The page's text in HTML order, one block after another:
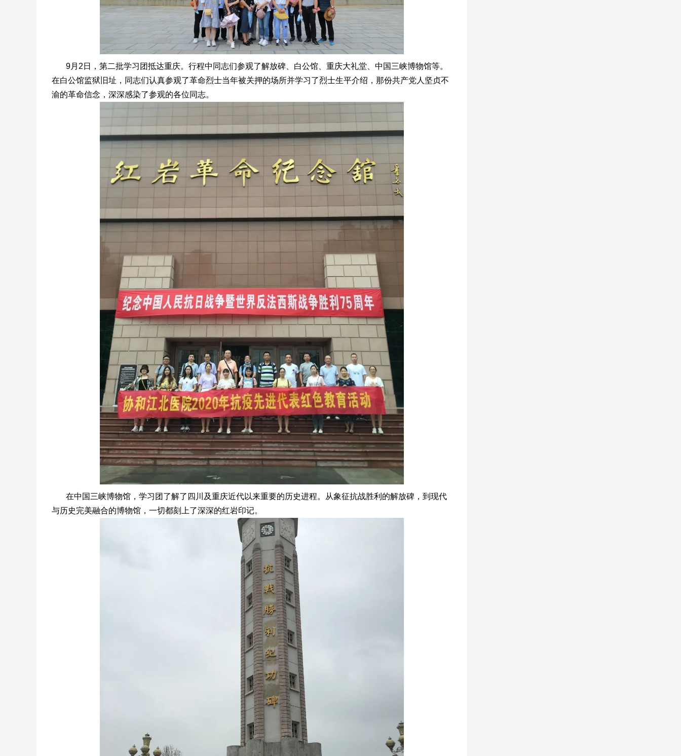
9月2日，第二批学习团抵达重庆。行程中同志们参观了解放碑、白公馆、重庆大礼堂、中国三峡博物馆等。
在白公馆监狱旧址，同志们认真参观了革命烈士当年被关押的场所并学习了烈士生平介绍，那份共产党人坚贞不
渝的革命信念，深深感染了参观的各位同志。
在中国三峡博物馆，学习团了解了四川及重庆近代以来重要的历史进程。从象征抗战胜利的解放碑，到现代
与历史完美融合的博物馆，一切都刻上了深深的红岩印记。